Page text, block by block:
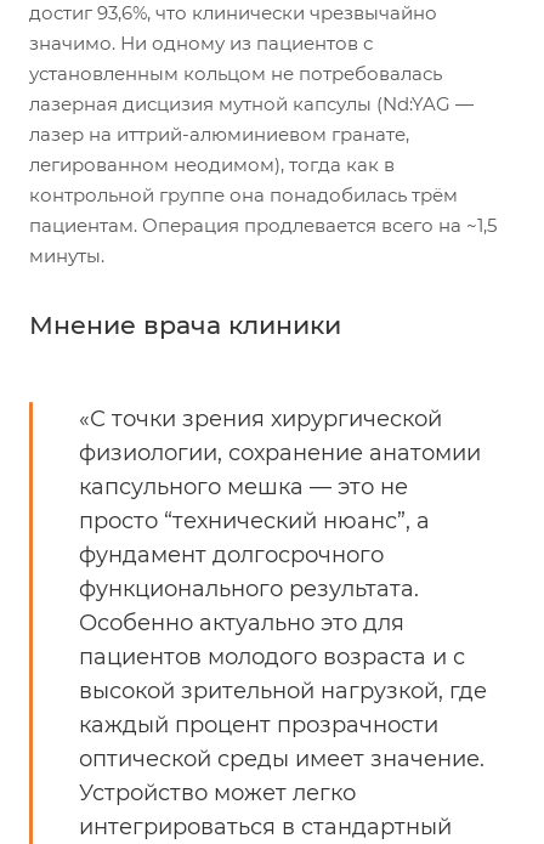
достиг 93,6%, что клинически чрезвычайно
значимо. Ни одному из пациентов с
установленным кольцом не потребовалась
лазерная дисцизия мутной капсулы (Nd:YAG —
лазер на иттрий-алюминиевом гранате,
легированном неодимом), тогда как в
контрольной группе она понадобилась трём
пациентам. Операция продлевается всего на ~1,5
минуты.
Мнение врача клиники
«С точки зрения хирургической
физиологии, сохранение анатомии
капсульного мешка — это не
просто “технический нюанс”, а
фундамент долгосрочного
функционального результата.
Особенно актуально это для
пациентов молодого возраста и с
высокой зрительной нагрузкой, где
каждый процент прозрачности
оптической среды имеет значение.
Устройство может легко
интегрироваться в стандартный